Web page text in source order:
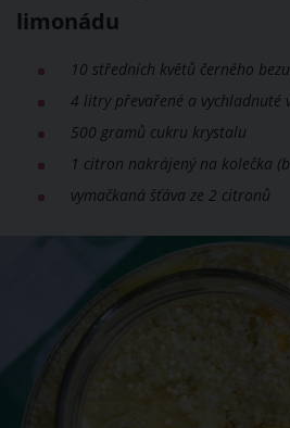
limonádu
10 středních květů černého bezu
4 litry převařené a vychladnuté
500 gramů cukru krystalu
1 citron nakrájený na kolečka
vymačkaná šťáva ze 2 citronů